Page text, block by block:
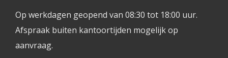
Op werkdagen geopend van 08:30 tot 18:00 uur.
Afspraak buiten kantoortijden mogelijk op
aanvraag.